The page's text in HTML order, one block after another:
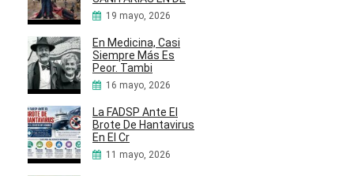
19 mayo, 2026
En Medicina, Casi
Siempre Más Es
Peor. Tambi
16 mayo, 2026
La FADSP Ante El
Brote De Hantavirus
En El Cr
11 mayo, 2026